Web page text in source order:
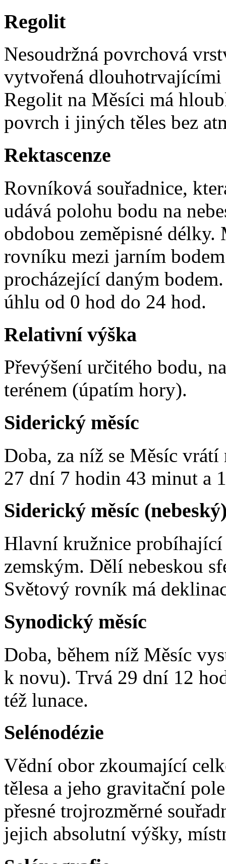
Regolit
Nesoudržná povrchová
vytvořená dlouhotrvajícími
Regolit na Měsíci má
povrch i jiných těles bez
Rektascenze
Rovníková souřadnice,
udává polohu bodu na
obdobou zeměpisné
rovníku mezi jarním
procházející daným
úhlu od 0 hod do 24 hod.
Relativní výška
Převýšení určitého bodu,
terénem (úpatím hory).
Siderický měsíc
Doba, za níž se Měsíc
27 dní 7 hodin 43 minut a
Siderický měsíc
Hlavní kružnice probíhající
zemským. Dělí nebeskou
Světový rovník má
Synodický měsíc
Doba, během níž Měsíc
k novu). Trvá 29 dní 12
též lunace.
Selénodézie
Vědní obor zkoumající
tělesa a jeho gravitační
přesné trojrozměrné
jejich absolutní výšky,